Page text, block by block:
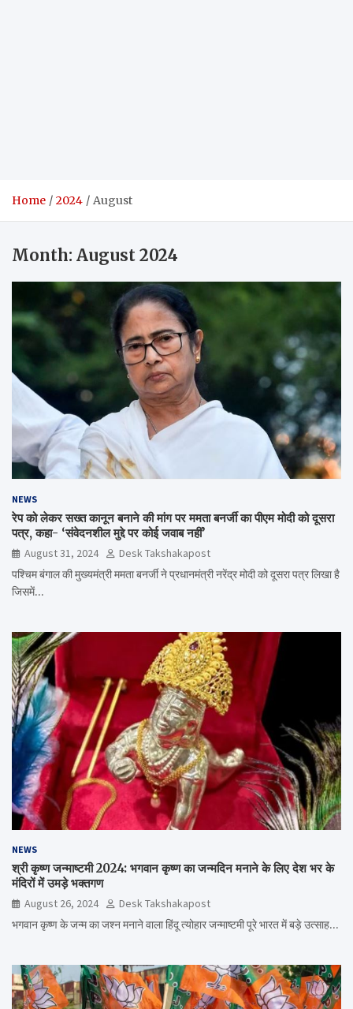
Home 2024 August
Month: August 2024
NEWS
रेप को लेकर सख्त कानून बनाने की मांग पर ममता बनर्जी का पीएम मोदी को दूसरा
पत्र, कहा- ‘संवेदनशील मुद्दे पर कोई जवाब नहीं’
August 31, 2024
Desk Takshakapost
पश्चिम बंगाल की मुख्यमंत्री ममता बनर्जी ने प्रधानमंत्री नरेंद्र मोदी को दूसरा पत्र लिखा है
जिसमें…
NEWS
श्री कृष्ण जन्माष्टमी 2024: भगवान कृष्ण का जन्मदिन मनाने के लिए देश भर के
मंदिरों में उमड़े भक्तगण
August 26, 2024
Desk Takshakapost
भगवान कृष्ण के जन्म का जश्न मनाने वाला हिंदू त्योहार जन्माष्टमी पूरे भारत में बड़े उत्साह…